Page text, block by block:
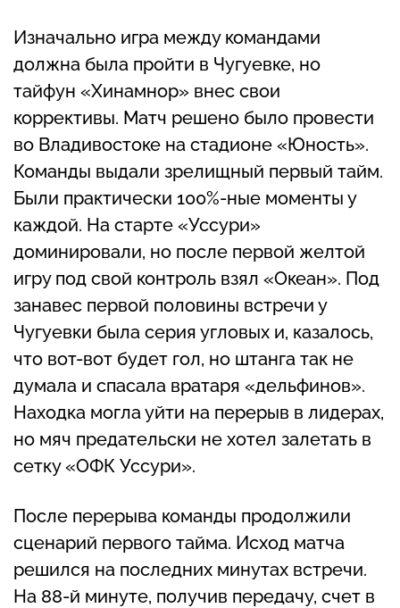
Изначально игра между командами
должна была пройти в Чугуевке, но
тайфун «Хинамнор» внес свои
коррективы. Матч решено было провести
во Владивостоке на стадионе «Юность».
Команды выдали зрелищный первый тайм.
Были практически 100%-ные моменты у
каждой. На старте «Уссури»
доминировали, но после первой желтой
игру под свой контроль взял «Океан». Под
занавес первой половины встречи у
Чугуевки была серия угловых и, казалось,
что вот-вот будет гол, но штанга так не
думала и спасала вратаря «дельфинов».
Находка могла уйти на перерыв в лидерах,
но мяч предательски не хотел залетать в
сетку «ОФК Уссури».
После перерыва команды продолжили
сценарий первого тайма. Исход матча
решился на последних минутах встречи.
На 88-й минуте, получив передачу, счет в